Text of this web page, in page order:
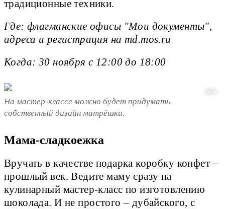
традиционные техники.
Где: флагманские офисы "Мои документы",
адреса и регистрация на md.mos.ru
Когда: 30 ноября с 12:00 до 18:00
На мастер-классе можно будет придумать
собственный дизайн матрёшки.
Мама-сладкоежка
Вручать в качестве подарка коробку конфет –
прошлый век. Ведите маму сразу на
кулинарный мастер-класс по изготовлению
шоколада. И не простого – дубайского, с